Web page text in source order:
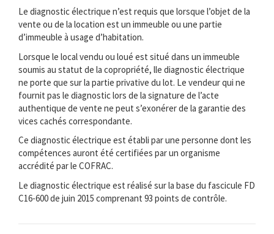
Le diagnostic électrique n’est requis que lorsque l’objet de la
vente ou de la location est un immeuble ou une partie
d’immeuble à usage d’habitation.
Lorsque le local vendu ou loué est situé dans un immeuble
soumis au statut de la copropriété, lle diagnostic électrique
ne porte que sur la partie privative du lot. Le vendeur qui ne
fournit pas le diagnostic lors de la signature de l’acte
authentique de vente ne peut s’exonérer de la garantie des
vices cachés correspondante.
Ce diagnostic électrique est établi par une personne dont les
compétences auront été certifiées par un organisme
accrédité par le COFRAC.
Le diagnostic électrique est réalisé sur la base du fascicule FD
C16-600 de juin 2015 comprenant 93 points de contrôle.